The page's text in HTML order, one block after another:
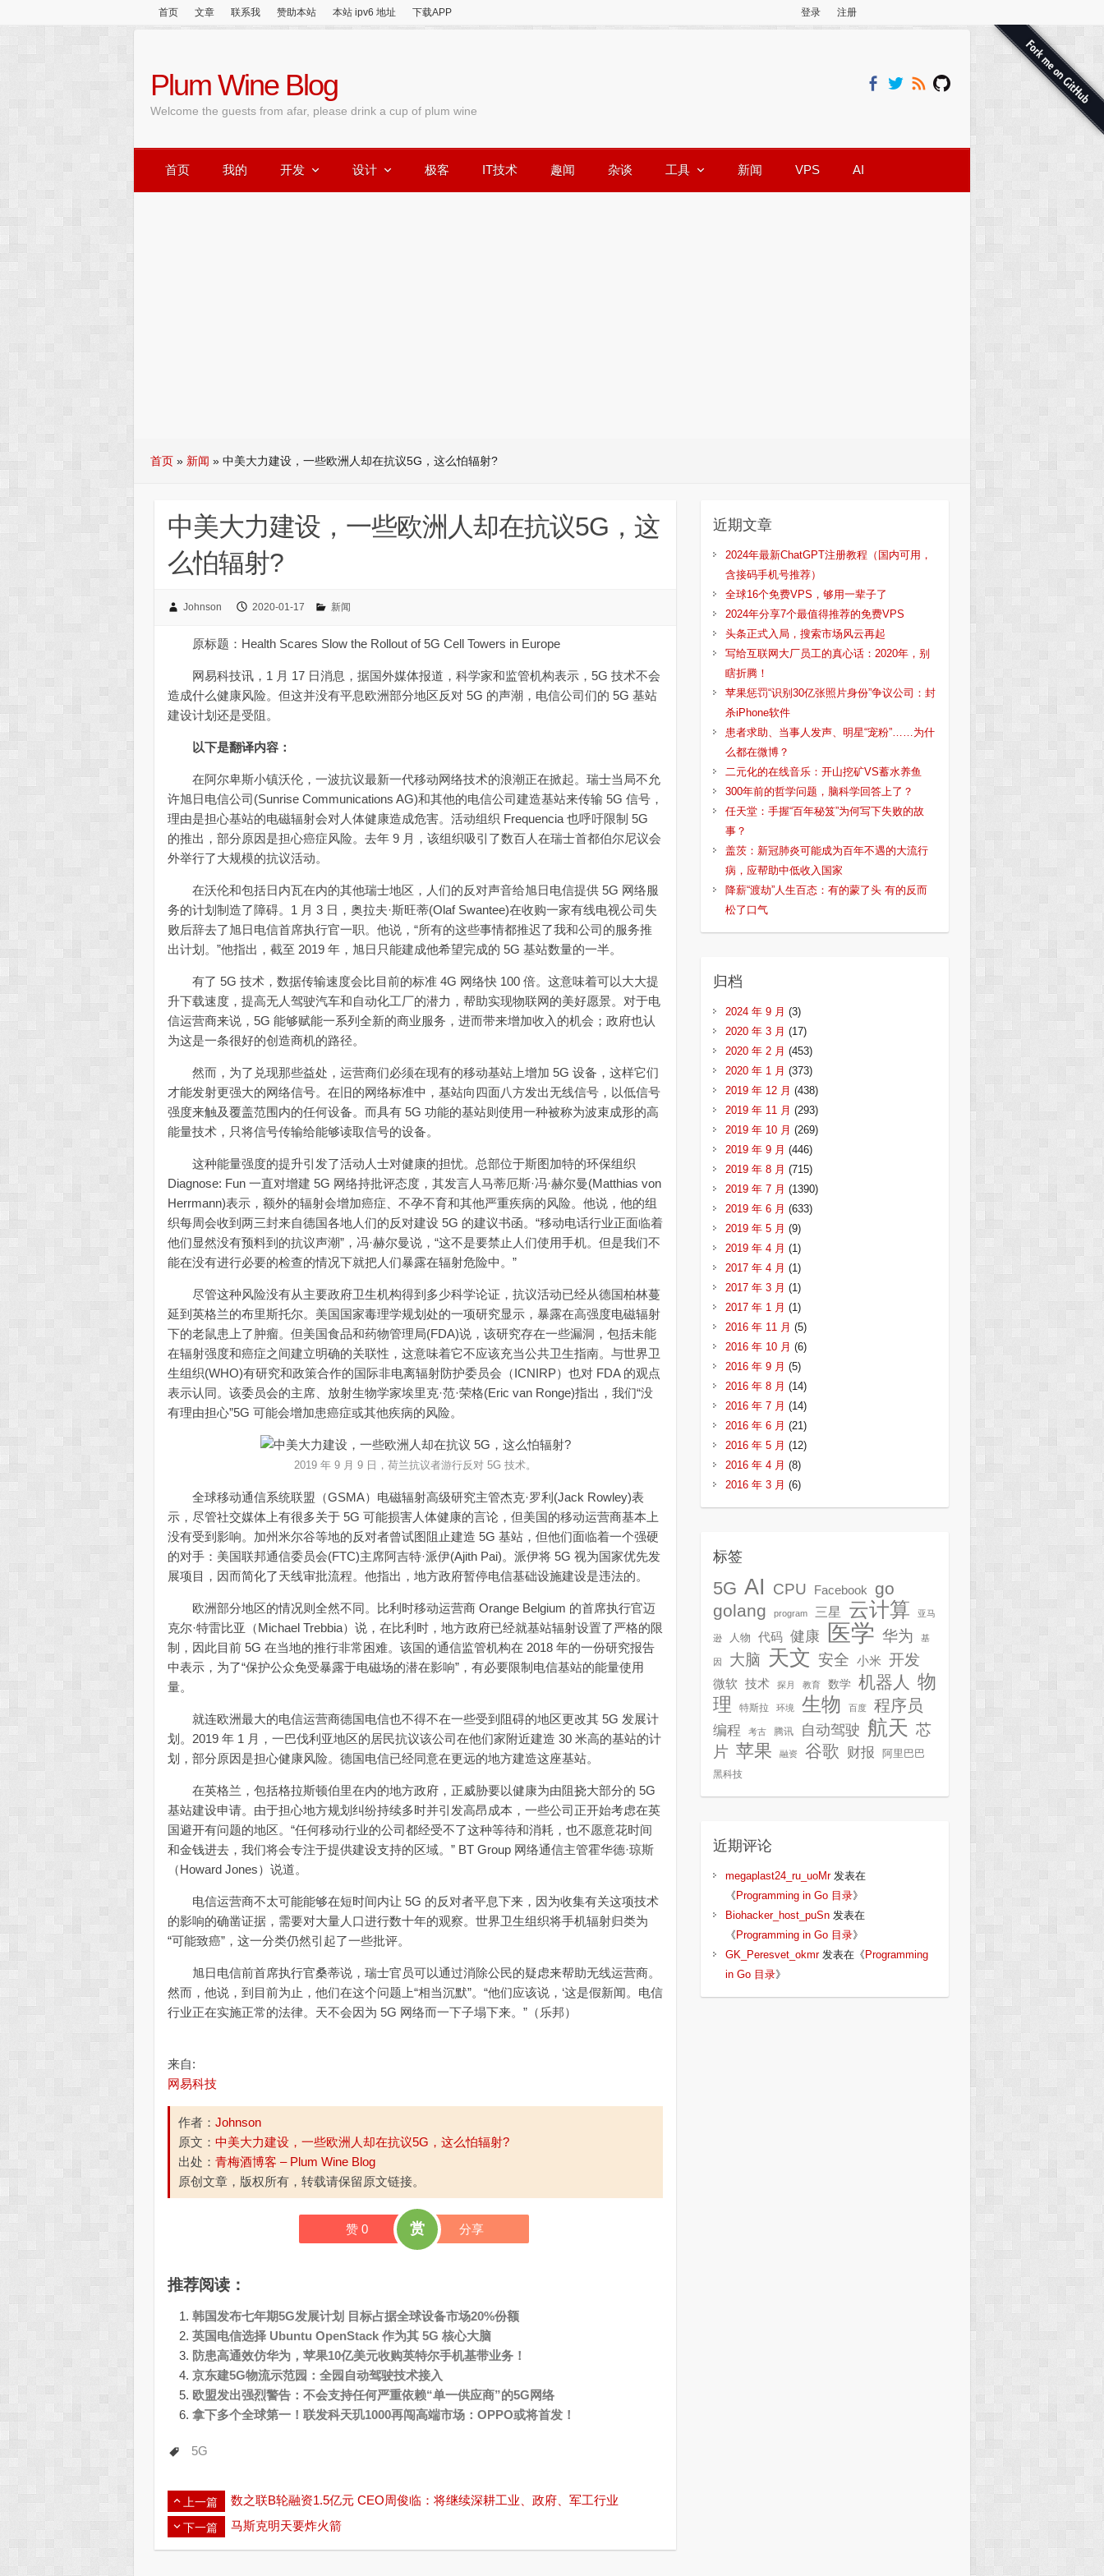
首页 文章 联系我 赞助本站 本站 ipv6 地址 下载APP 登录 注册
Plum Wine Blog
Welcome the guests from afar, please drink a cup of plum wine
首页 我的 开发 设计 极客 IT技术 趣闻 杂谈 工具 新闻 VPS AI
首页 » 新闻 » 中美大力建设，一些欧洲人却在抗议5G，这么怕辐射?
中美大力建设，一些欧洲人却在抗议5G，这
么怕辐射?
Johnson 2020-01-17 新闻
原标题：Health Scares Slow the Rollout of 5G Cell Towers in Europe
网易科技讯，1 月 17 日消息，据国外媒体报道，科学家和监管机构表示，5G 技术不会
造成什么健康风险。但这并没有平息欧洲部分地区反对 5G 的声潮，电信公司们的 5G 基站
建设计划还是受阻。
以下是翻译内容：
在阿尔卑斯小镇沃伦，一波抗议最新一代移动网络技术的浪潮正在掀起。瑞士当局不允
许旭日电信公司(Sunrise Communications AG)和其他的电信公司建造基站来传输 5G 信号，
理由是担心基站的电磁辐射会对人体健康造成危害。活动组织 Frequencia 也呼吁限制 5G
的推出，部分原因是担心癌症风险。去年 9 月，该组织吸引了数百人在瑞士首都伯尔尼议会
外举行了大规模的抗议活动。
在沃伦和包括日内瓦在内的其他瑞士地区，人们的反对声音给旭日电信提供 5G 网络服
务的计划制造了障碍。1 月 3 日，奥拉夫·斯旺蒂(Olaf Swantee)在收购一家有线电视公司失
败后辞去了旭日电信首席执行官一职。他说，“所有的这些事情都推迟了我和公司的服务推
出计划。”他指出，截至 2019 年，旭日只能建成他希望完成的 5G 基站数量的一半。
有了 5G 技术，数据传输速度会比目前的标准 4G 网络快 100 倍。这意味着可以大大提
升下载速度，提高无人驾驶汽车和自动化工厂的潜力，帮助实现物联网的美好愿景。对于电
信运营商来说，5G 能够赋能一系列全新的商业服务，进而带来增加收入的机会；政府也认
为这是一条很好的创造商机的路径。
然而，为了兑现那些益处，运营商们必须在现有的移动基站上增加 5G 设备，这样它们
才能发射更强大的网络信号。在旧的网络标准中，基站向四面八方发出无线信号，以低信号
强度来触及覆盖范围内的任何设备。而具有 5G 功能的基站则使用一种被称为波束成形的高
能量技术，只将信号传输给能够读取信号的设备。
这种能量强度的提升引发了活动人士对健康的担忧。总部位于斯图加特的环保组织
Diagnose: Fun 一直对增建 5G 网络持批评态度，其发言人马蒂厄斯·冯·赫尔曼(Matthias von
Herrmann)表示，额外的辐射会增加癌症、不孕不育和其他严重疾病的风险。他说，他的组
织每周会收到两三封来自德国各地人们的反对建设 5G 的建议书函。“移动电话行业正面临着
他们显然没有预料到的抗议声潮”，冯·赫尔曼说，“这不是要禁止人们使用手机。但是我们不
能在没有进行必要的检查的情况下就把人们暴露在辐射危险中。”
尽管这种风险没有从主要政府卫生机构得到多少科学论证，抗议活动已经从德国柏林蔓
延到英格兰的布里斯托尔。美国国家毒理学规划处的一项研究显示，暴露在高强度电磁辐射
下的老鼠患上了肿瘤。但美国食品和药物管理局(FDA)说，该研究存在一些漏洞，包括未能
在辐射强度和癌症之间建立明确的关联性，这意味着它不应该充当公共卫生指南。与世界卫
生组织(WHO)有研究和政策合作的国际非电离辐射防护委员会（ICNIRP）也对 FDA 的观点
表示认同。该委员会的主席、放射生物学家埃里克·范·荣格(Eric van Ronge)指出，我们“没
有理由担心”5G 可能会增加患癌症或其他疾病的风险。
2019 年 9 月 9 日，荷兰抗议者游行反对 5G 技术。
全球移动通信系统联盟（GSMA）电磁辐射高级研究主管杰克·罗利(Jack Rowley)表
示，尽管社交媒体上有很多关于 5G 可能损害人体健康的言论，但美国的移动运营商基本上
没有受到影响。加州米尔谷等地的反对者曾试图阻止建造 5G 基站，但他们面临着一个强硬
的对手：美国联邦通信委员会(FTC)主席阿吉特·派伊(Ajith Pai)。派伊将 5G 视为国家优先发
展项目，因而简化了天线审批流程。他指出，地方政府暂停电信基础设施建设是违法的。
欧洲部分地区的情况则全然不同。比利时移动运营商 Orange Belgium 的首席执行官迈
克尔·特雷比亚（Michael Trebbia）说，在比利时，地方政府已经就基站辐射设置了严格的限
制，因此目前 5G 在当地的推行非常困难。该国的通信监管机构在 2018 年的一份研究报告
中表示，为了“保护公众免受暴露于电磁场的潜在影响”，有必要限制电信基站的能量使用
量。
就连欧洲最大的电信运营商德国电信也不得不在一些受到阻碍的地区更改其 5G 发展计
划。2019 年 1 月，一巴伐利亚地区的居民抗议该公司在他们家附近建造 30 米高的基站的计
划，部分原因是担心健康风险。德国电信已经同意在更远的地方建造这座基站。
在英格兰，包括格拉斯顿伯里在内的地方政府，正威胁要以健康为由阻挠大部分的 5G
基站建设申请。由于担心地方规划纠纷持续多时并引发高昂成本，一些公司正开始考虑在英
国避开有问题的地区。“任何移动行业的公司都经受不了这种等待和消耗，也不愿意花时间
和金钱进去，我们将会专注于提供建设支持的区域。” BT Group 网络通信主管霍华德·琼斯
（Howard Jones）说道。
电信运营商不太可能能够在短时间内让 5G 的反对者平息下来，因为收集有关这项技术
的影响的确凿证据，需要对大量人口进行数十年的观察。世界卫生组织将手机辐射归类为
“可能致癌”，这一分类仍然引起了一些批评。
旭日电信前首席执行官桑蒂说，瑞士官员可以通过消除公民的疑虑来帮助无线运营商。
然而，他说，到目前为止，他们在这个问题上“相当沉默”。“他们应该说，‘这是假新闻。电信
行业正在实施正常的法律。天不会因为 5G 网络而一下子塌下来。”（乐邦）
来自:
网易科技
作者：Johnson
原文：中美大力建设，一些欧洲人却在抗议5G，这么怕辐射?
出处：青梅酒博客 – Plum Wine Blog
原创文章，版权所有，转载请保留原文链接。
赞 0 赏 分享
推荐阅读：
韩国发布七年期5G发展计划 目标占据全球设备市场20%份额
英国电信选择 Ubuntu OpenStack 作为其 5G 核心大脑
防患高通效仿华为，苹果10亿美元收购英特尔手机基带业务！
京东建5G物流示范园：全园自动驾驶技术接入
欧盟发出强烈警告：不会支持任何严重依赖“单一供应商”的5G网络
拿下多个全球第一！联发科天玑1000再闯高端市场：OPPO或将首发！
5G
上一篇 数之联B轮融资1.5亿元 CEO周俊临：将继续深耕工业、政府、军工行业
下一篇 马斯克明天要炸火箭
近期文章
2024年最新ChatGPT注册教程（国内可用，
含接码手机号推荐）
全球16个免费VPS，够用一辈子了
2024年分享7个最值得推荐的免费VPS
头条正式入局，搜索市场风云再起
写给互联网大厂员工的真心话：2020年，别
瞎折腾！
苹果惩罚“识别30亿张照片身份”争议公司：封
杀iPhone软件
患者求助、当事人发声、明星“宠粉”……为什
么都在微博？
二元化的在线音乐：开山挖矿VS蓄水养鱼
300年前的哲学问题，脑科学回答上了？
任天堂：手握“百年秘笈”为何写下失败的故
事？
盖茨：新冠肺炎可能成为百年不遇的大流行
病，应帮助中低收入国家
降薪“渡劫”人生百态：有的蒙了头 有的反而
松了口气
归档
2024 年 9 月 (3)
2020 年 3 月 (17)
2020 年 2 月 (453)
2020 年 1 月 (373)
2019 年 12 月 (438)
2019 年 11 月 (293)
2019 年 10 月 (269)
2019 年 9 月 (446)
2019 年 8 月 (715)
2019 年 7 月 (1390)
2019 年 6 月 (633)
2019 年 5 月 (9)
2019 年 4 月 (1)
2017 年 4 月 (1)
2017 年 3 月 (1)
2017 年 1 月 (1)
2016 年 11 月 (5)
2016 年 10 月 (6)
2016 年 9 月 (5)
2016 年 8 月 (14)
2016 年 7 月 (14)
2016 年 6 月 (21)
2016 年 5 月 (12)
2016 年 4 月 (8)
2016 年 3 月 (6)
标签
5G AI CPU Facebook
go
golang
program 三星 云计算 亚马
逊 人物 代码 健康 医学 华为 基
因 大脑 天文 安全 小米 开发
微软 技术 探月 教育 数学 机器人 物
理
特斯拉 环境 生物 百度 程序员
编程 考古 腾讯 自动驾驶 航天 芯
片 苹果 融资 谷歌 财报 阿里巴巴
黑科技
近期评论
megaplast24_ru_uoMr发表在
《 Programming in Go 目录》
Biohacker_host_puSn发表在
《 Programming in Go 目录》
GK_Peresvet_okmr发表在《 Programming
in Go 目录》